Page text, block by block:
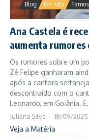
Blog Em Alta
Ana Castela é
aumenta rumores
Os rumores sobre um
Zé Felipe ganharam
após a cantora
descontraído com o
Leonardo, em Goiânia.
Juliana Silva 18/09/2025
Veja a Matéria